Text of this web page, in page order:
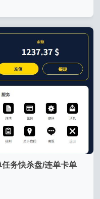
务快杀盘/连单卡单